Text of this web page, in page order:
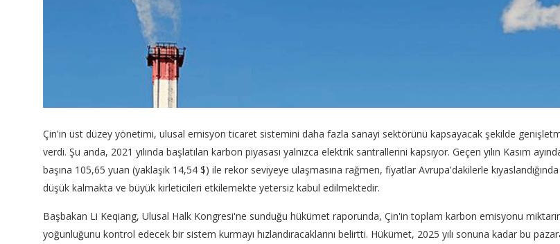
Çin'in üst düzey yönetimi, ulusal emisyon ticaret sistemini daha fazla sanayi sektörünü kapsayacak şekilde
verdi. Şu anda, 2021 yılında başlatılan karbon piyasası yalnızca elektrik santrallerini kapsıyor. Geçen yılın Kasım
başına 105,65 yuan (yaklaşık 14,54 $) ile rekor seviyeye ulaşmasına rağmen, fiyatlar Avrupa'dakilerle
düşük kalmakta ve büyük kirleticileri etkilemekte yetersiz kabul edilmektedir.
Başbakan Li Keqiang, Ulusal Halk Kongresi'ne sunduğu hükümet raporunda, Çin'in toplam karbon emisyonu
yoğunluğunu kontrol edecek bir sistem kurmayı hızlandıracaklarını belirtti. Hükümet, 2025 yılı sonuna kadar bu